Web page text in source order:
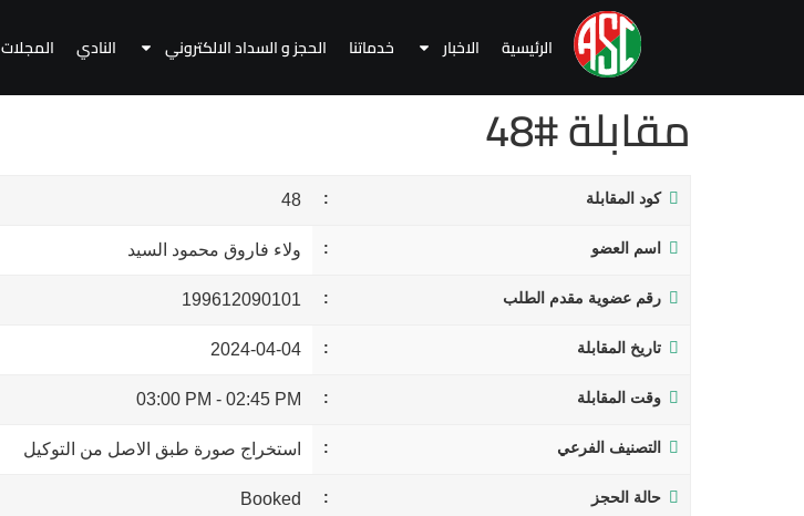
الرئيسية الاخبار خدماتنا الحجز و السداد الالكتروني النادي المجلات
مقابلة #48
كود المقابلة 48
اسم العضو ولاء فاروق محمود السيد
رقم عضوية مقدم الطلب 199612090101
تاريخ المقابلة 2024-04-04
وقت المقابلة 02:45 PM
-
03:00 PM
التصنيف الفرعي استخراج صورة طبق الاصل من التوكيل
حالة الحجز Booked